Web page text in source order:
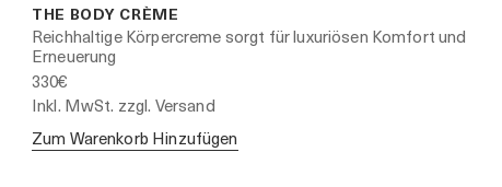
THE BODY CRÈME
Reichhaltige Körpercreme sorgt für luxuriösen Komfort und
Erneuerung
330€
Inkl. MwSt. zzgl. Versand
Zum Warenkorb Hinzufügen